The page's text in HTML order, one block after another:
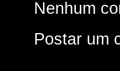
Nenhum
Postar um